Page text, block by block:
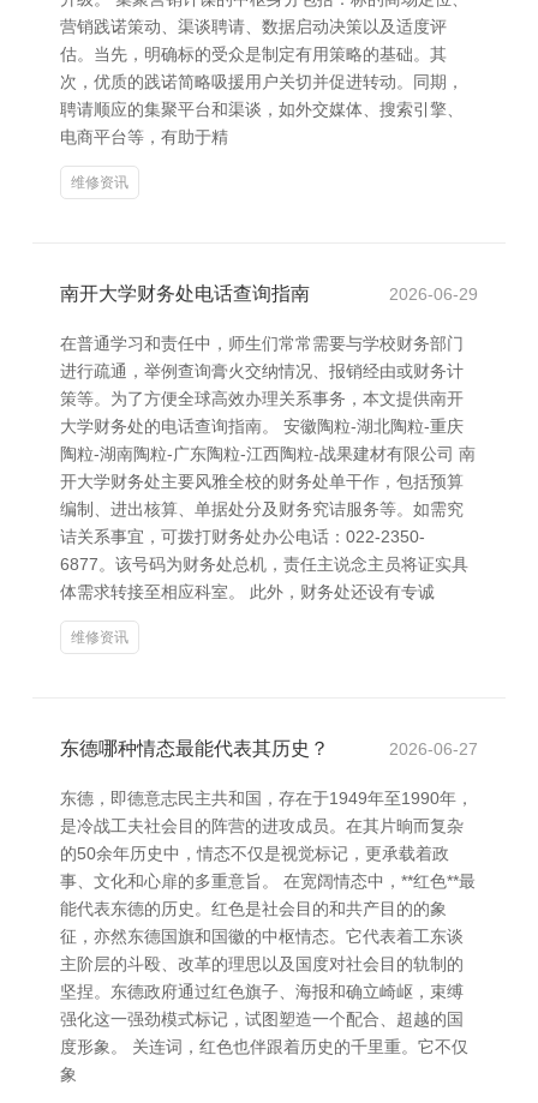
营销践诺策动、渠谈聘请、数据启动决策以及适度评
估。当先，明确标的受众是制定有用策略的基础。其
次，优质的践诺简略吸援用户关切并促进转动。同期，
聘请顺应的集聚平台和渠谈，如外交媒体、搜索引擎、
电商平台等，有助于精
维修资讯
南开大学财务处电话查询指南 2026-06-29
在普通学习和责任中，师生们常常需要与学校财务部门
进行疏通，举例查询膏火交纳情况、报销经由或财务计
策等。为了方便全球高效办理关系事务，本文提供南开
大学财务处的电话查询指南。 安徽陶粒-湖北陶粒-重庆
陶粒-湖南陶粒-广东陶粒-江西陶粒-战果建材有限公司 南
开大学财务处主要风雅全校的财务处单干作，包括预算
编制、进出核算、单据处分及财务究诘服务等。如需究
诘关系事宜，可拨打财务处办公电话：022-2350-
6877。该号码为财务处总机，责任主说念主员将证实具
体需求转接至相应科室。 此外，财务处还设有专诚
维修资讯
东德哪种情态最能代表其历史？ 2026-06-27
东德，即德意志民主共和国，存在于1949年至1990年，
是冷战工夫社会目的阵营的进攻成员。在其片晌而复杂
的50余年历史中，情态不仅是视觉标记，更承载着政
事、文化和心扉的多重意旨。 在宽阔情态中，**红色**最
能代表东德的历史。红色是社会目的和共产目的的象
征，亦然东德国旗和国徽的中枢情态。它代表着工东谈
主阶层的斗殴、改革的理思以及国度对社会目的轨制的
坚捏。东德政府通过红色旗子、海报和确立崎岖，束缚
强化这一强劲模式标记，试图塑造一个配合、超越的国
度形象。 关连词，红色也伴跟着历史的千里重。它不仅
象